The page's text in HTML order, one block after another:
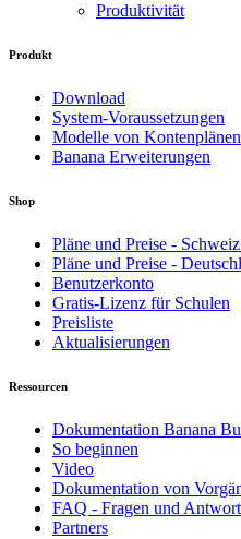
Produktivität
Produkt
Download
System-Voraussetzungen
Modelle von Kontenplänen
Banana Erweiterungen
Shop
Pläne und Preise -
Pläne und Preise -
Benutzerkonto
Gratis-Lizenz für Schulen
Preisliste
Aktualisierungen
Ressourcen
Dokumentation Banana
So beginnen
Video
Dokumentation von
FAQ - Fragen und
Partners